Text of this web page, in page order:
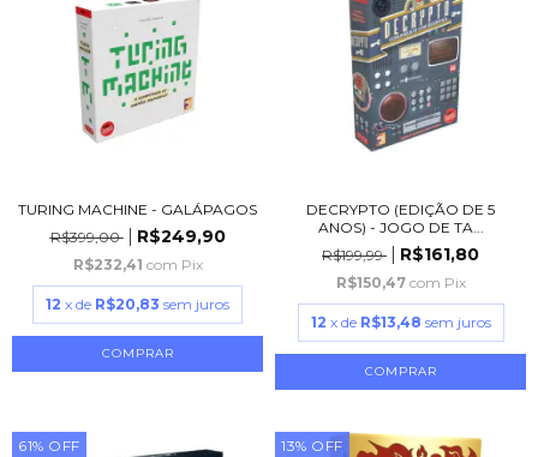
TURING MACHINE - GALÁPAGOS
R$399,00
R$249,90
R$232,41 com Pix
12 x de R$20,83 sem juros
DECRYPTO (EDIÇÃO DE 5
ANOS) - JOGO DE TA...
R$199,99
R$161,80
R$150,47 com Pix
12 x de R$13,48 sem juros
61% OFF 13% OFF